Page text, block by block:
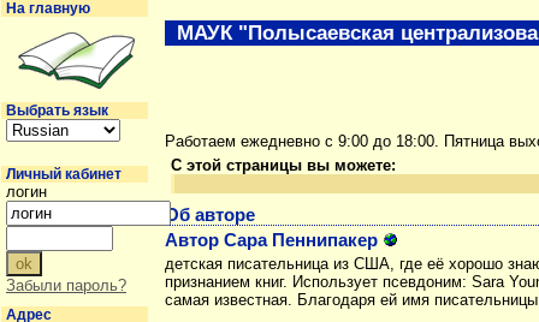
Работаем ежедневно с 9:00 до 18:00. Пятница
С этой страницы вы можете:
Об авторе
Автор Сара Пеннипакер
детская писательница из США, где её хорошо
признанием книг. Использует псевдоним: Sara
самая известная. Благодаря ей имя
МАУК "Полысаевская
На главную
Выбрать язык
Личный кабинет
логин
Забыли пароль?
Адрес